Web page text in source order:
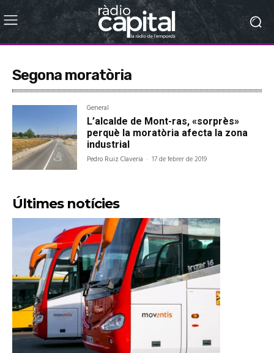
Segona moratòria
General
L’alcalde de Mont-ras, «sorprès»
perquè la moratòria afecta la zona
industrial
Pedro Ruiz Claveria - 17 de febrer de 2019
Últimes notícies